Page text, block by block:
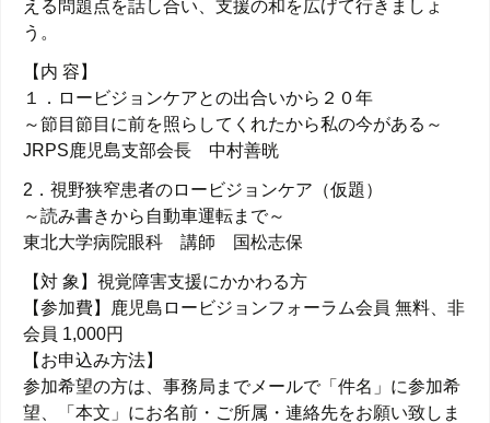
える問題点を話し合い、支援の和を広げて行きましょ
う。
【内 容】
１．ロービジョンケアとの出合いから２０年
～節目節目に前を照らしてくれたから私の今がある～
JRPS鹿児島支部会長 中村善晄
2．視野狭窄患者のロービジョンケア（仮題）
～読み書きから自動車運転まで～
東北大学病院眼科 講師 国松志保
【対 象】視覚障害支援にかかわる方
【参加費】鹿児島ロービジョンフォーラム会員 無料、非
会員 1,000円
【お申込み方法】
参加希望の方は、事務局までメールで「件名」に参加希
望、「本文」にお名前・ご所属・連絡先をお願い致しま